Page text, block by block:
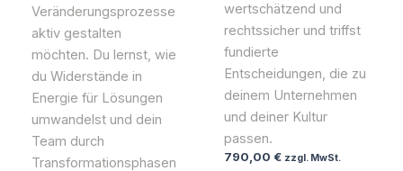
Veränderungsprozesse
aktiv gestalten
möchten. Du lernst, wie
du Widerstände in
Energie für Lösungen
umwandelst und dein
Team durch
Transformationsphasen
wertschätzend und
rechtssicher und triffst
fundierte
Entscheidungen, die zu
deinem Unternehmen
und deiner Kultur
passen.
790,00 € zzgl. MwSt.